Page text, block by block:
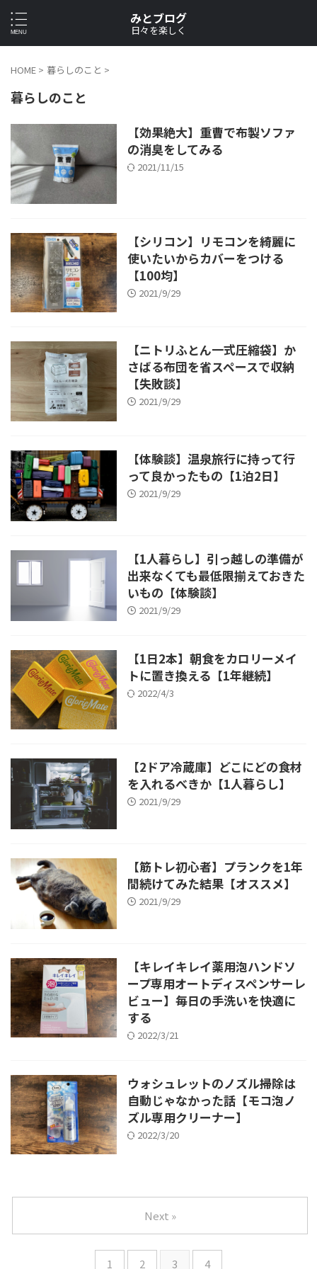
みとブログ
日々を楽しく
HOME > 暮らしのこと >
暮らしのこと
【効果絶大】重曹で布製ソファ
の消臭をしてみる
2021/11/15
【シリコン】リモコンを綺麗に
使いたいからカバーをつける
【100均】
2021/9/29
【ニトリふとん一式圧縮袋】か
さばる布団を省スペースで収納
【失敗談】
2021/9/29
【体験談】温泉旅行に持って行
って良かったもの【1泊2日】
2021/9/29
【1人暮らし】引っ越しの準備が
出来なくても最低限揃えておきた
いもの【体験談】
2021/9/29
【1日2本】朝食をカロリーメイ
トに置き換える【1年継続】
2022/4/3
【2ドア冷蔵庫】どこにどの食材
を入れるべきか【1人暮らし】
2021/9/29
【筋トレ初心者】プランクを1年
間続けてみた結果【オススメ】
2021/9/29
【キレイキレイ薬用泡ハンドソ
ープ専用オートディスペンサーレ
ビュー】毎日の手洗いを快適に
する
2022/3/21
ウォシュレットのノズル掃除は
自動じゃなかった話【モコ泡ノ
ズル専用クリーナー】
2022/3/20
1 2 3 4
Next »